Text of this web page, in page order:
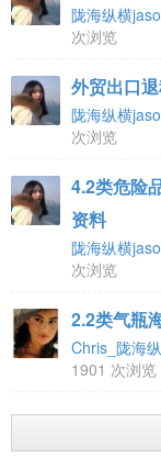
陇海纵横
次浏览
外贸出口
陇海纵横
次浏览
4.2类危险
资料
陇海纵横
次浏览
2.2类气瓶
Chris_陇海
1901 次浏览